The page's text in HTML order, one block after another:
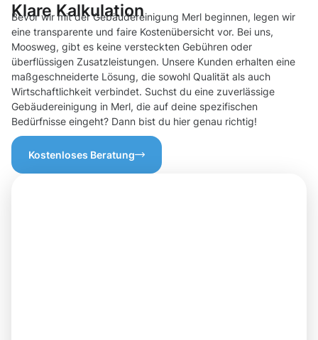
Klare Kalkulation
Bevor wir mit der Gebäudereinigung Merl beginnen, legen wir
eine transparente und faire Kostenübersicht vor. Bei uns,
Moosweg, gibt es keine versteckten Gebühren oder
überflüssigen Zusatzleistungen. Unsere Kunden erhalten eine
maßgeschneiderte Lösung, die sowohl Qualität als auch
Wirtschaftlichkeit verbindet. Suchst du eine zuverlässige
Gebäudereinigung in Merl, die auf deine spezifischen
Bedürfnisse eingeht? Dann bist du hier genau richtig!
Kostenloses Beratung